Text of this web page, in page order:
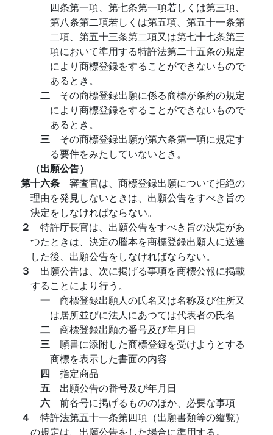
四条第一項、第七条第一項若しくは第三項、
第八条第二項若しくは第五項、第五十一条第
二項、第五十三条第二項又は第七十七条第三
項において準用する特許法第二十五条の規定
により商標登録をすることができないもので
あるとき。
二 その商標登録出願に係る商標が条約の規定
により商標登録をすることができないもので
あるとき。
三 その商標登録出願が第六条第一項に規定す
る要件をみたしていないとき。
（出願公告）
第十六条 審査官は、商標登録出願について拒絶の
理由を発見しないときは、出願公告をすべき旨の
決定をしなければならない。
２ 特許庁長官は、出願公告をすべき旨の決定があ
つたときは、決定の謄本を商標登録出願人に送達
した後、出願公告をしなければならない。
３ 出願公告は、次に掲げる事項を商標公報に掲載
することにより行う。
一 商標登録出願人の氏名又は名称及び住所又
は居所並びに法人にあつては代表者の氏名
二 商標登録出願の番号及び年月日
三 願書に添附した商標登録を受けようとする
商標を表示した書面の内容
四 指定商品
五 出願公告の番号及び年月日
六 前各号に掲げるもののほか、必要な事項
４ 特許法第五十一条第四項（出願書類等の縦覧）
の規定は、出願公告をした場合に準用する。